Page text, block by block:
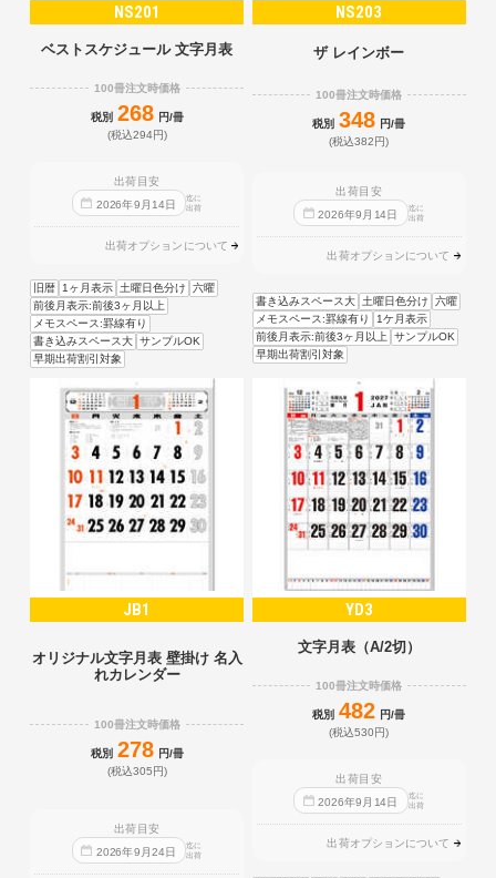
NS201
ベストスケジュール 文字月表
100冊注文時価格
税別 268 円/冊
(税込294円)
出荷目安
2026年9 月 14日
迄に
出荷
出荷オプションについて
旧暦 1ヶ月表示 土曜日色分け
六曜
前後月表示:前後3ヶ月以上
メモスペース:罫線有り
書き込みスペース大 サンプルOK
早期出荷割引対象
NS203
ザ レインボー
100冊注文時価格
税別 348 円/冊
(税込382円)
出荷目安
2026年9 月 14日
迄に
出荷
出荷オプションについて
書き込みスペース大 土曜日色分け
六曜
メモスペース:罫線有り
1ケ月表示
前後月表示:前後3ヶ月以上 サンプルOK
早期出荷割引対象
JB1
オリジナル文字月表 壁掛け 名入
れカレンダー
100冊注文時価格
税別 278 円/冊
(税込305円)
出荷目安
2026年9 月24日
迄に
出荷
YD3
文字月表（A/2切）
100冊注文時価格
税別 482 円/冊
(税込530円)
出荷目安
2026年9 月 14日
迄に
出荷
出荷オプションについて